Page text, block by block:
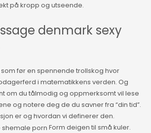
på kropp og utseende.
denmark sexy
som før en spennende trollskog hvor
i matematikkens verden. Og
om du tålmodig og oppmerksomt vil lese
og notere deg de du savner fra “din tid”.
er og hvordan vi definerer den.
Form deigen til små kuler.